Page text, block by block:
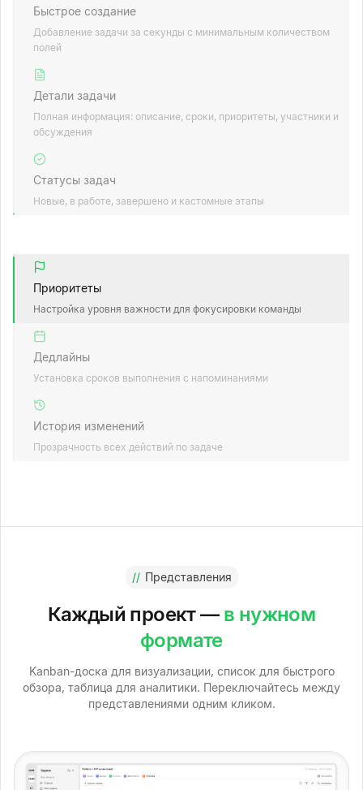
Быстрое создание
Добавление задачи за секунды с минимальным количеством
полей
Детали задачи
Полная информация: описание, сроки, приоритеты, участники и
обсуждения
Статусы задач
Новые, в работе, завершено и кастомные этапы
Приоритеты
Настройка уровня важности для фокусировки команды
Дедлайны
Установка сроков выполнения с напоминаниями
История изменений
Прозрачность всех действий по задаче
// Представления
Каждый проект — в нужном
формате
Kanban-доска для визуализации, список для быстрого
обзора, таблица для аналитики. Переключайтесь между
представлениями одним кликом.